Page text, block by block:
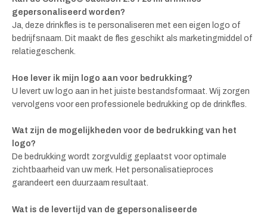
gepersonaliseerd worden?
Ja, deze drinkfles is te personaliseren met een eigen logo of
bedrijfsnaam. Dit maakt de fles geschikt als marketingmiddel of
relatiegeschenk.
Hoe lever ik mijn logo aan voor bedrukking?
U levert uw logo aan in het juiste bestandsformaat. Wij zorgen
vervolgens voor een professionele bedrukking op de drinkfles.
Wat zijn de mogelijkheden voor de bedrukking van het
logo?
De bedrukking wordt zorgvuldig geplaatst voor optimale
zichtbaarheid van uw merk. Het personalisatieproces
garandeert een duurzaam resultaat.
Wat is de levertijd van de gepersonaliseerde